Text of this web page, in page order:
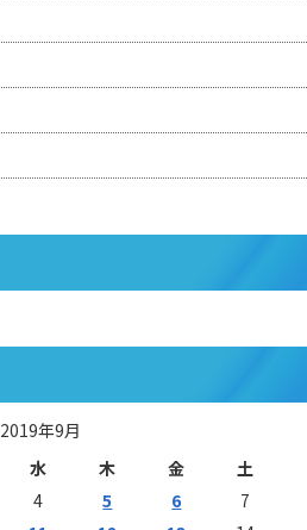
2019年9月
水 木 金
土
4 5 6
7